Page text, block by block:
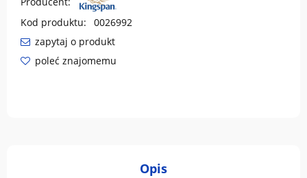
Kod produktu:
0026992
zapytaj o produkt
poleć znajomemu
Opis